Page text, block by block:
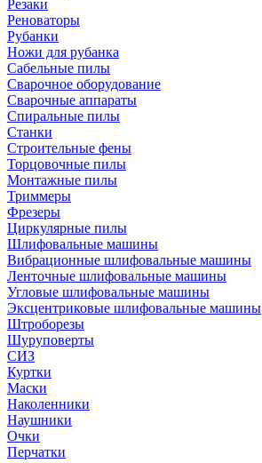
Резаки
Реноваторы
Рубанки
Ножи для рубанка
Сабельные пилы
Сварочное оборудование
Сварочные аппараты
Спиральные пилы
Станки
Строительные фены
Торцовочные пилы
Монтажные пилы
Триммеры
Фрезеры
Циркулярные пилы
Шлифовальные машины
Вибрационные шлифовальные машины
Ленточные шлифовальные машины
Угловые шлифовальные машины
Эксцентриковые шлифовальные машины
Штроборезы
Шуруповерты
СИЗ
Куртки
Маски
Наколенники
Наушники
Очки
Перчатки